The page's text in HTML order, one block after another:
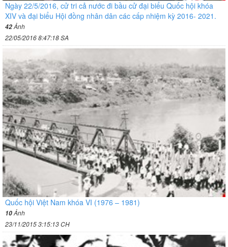
Ngày 22/5/2016, cử tri cả nước đi bầu cử đại biểu Quốc hội khóa
XIV và đại biểu Hội đồng nhân dân các cấp nhiệm kỳ 2016- 2021.
42Ảnh
22/05/2016 8:47:18 SA
Quốc hội Việt Nam khóa VI (1976 – 1981)
10Ảnh
23/11/2015 3:15:13 CH